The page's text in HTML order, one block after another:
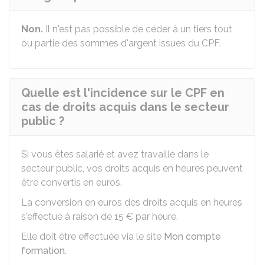
Non. Il n'est pas possible de céder à un tiers tout
ou partie des sommes d'argent issues du CPF.
Quelle est l'incidence sur le CPF en
cas de droits acquis dans le secteur
public ?
Si vous êtes salarié et avez travaillé dans le
secteur public, vos droits acquis en heures peuvent
être convertis en euros.
La conversion en euros des droits acquis en heures
s'effectue à raison de 15 € par heure.
Elle doit être effectuée via le site Mon compte
formation.